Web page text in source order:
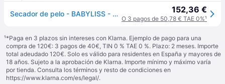
Secador de pelo - BABYLISS - Excess HQ - 2600W - Motor AC - Ionizador de aire 152,36 €
O 3 pagos de 50,78 € TAE 0%¹
¹*Paga en 3 plazos sin intereses con Klarna. Ejemplo de pago para una
compra de 120€: 3 pagos de 40€, TIN 0 % TAE 0 %. Plazo: 2 meses. Importe
total adeudado 120€. Solo es válido para residentes en España y mayores de
18 años. Sujeto a la aprobación de Klarna. Importe mínimo y máximo varía
por tienda. Consulta los términos y resto de condiciones en
https://www.klarna.com/es/legal/.